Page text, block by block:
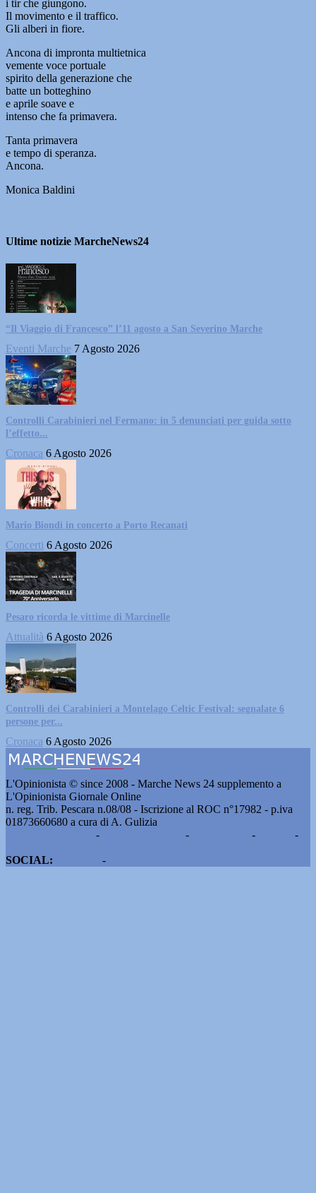
i tir che giungono.
Il movimento e il traffico.
Gli alberi in fiore.
Ancona di impronta multietnica
vemente voce portuale
spirito della generazione che
batte un botteghino
e aprile soave e
intenso che fa primavera.
Tanta primavera
e tempo di speranza.
Ancona.
Monica Baldini
Ultime notizie MarcheNews24
“Il Viaggio di Francesco” l’11 agosto a San Severino Marche
Eventi Marche 7 Agosto 2026
Controlli Carabinieri nel Fermano: in 5 denunciati per guida sotto
l’effetto...
Cronaca 6 Agosto 2026
Mario Biondi in concerto a Porto Recanati
Concerti 6 Agosto 2026
Pesaro ricorda le vittime di Marcinelle
Attualità 6 Agosto 2026
Controlli dei Carabinieri a Montelago Celtic Festival: segnalate 6
persone per...
Cronaca 6 Agosto 2026
L'Opinionista © since 2008 - Marche News 24 supplemento a
L'Opinionista Giornale Online
n. reg. Trib. Pescara n.08/08 - Iscrizione al ROC n°17982 - p.iva
01873660680 a cura di A. Gulizia
- - -
-
SOCIAL:
-